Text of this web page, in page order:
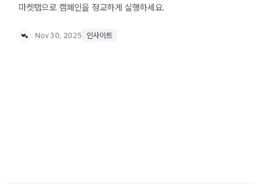
마켓탭으로 캠페인을 정교하게 실행하세요.
Nov 30, 2025 인사이트